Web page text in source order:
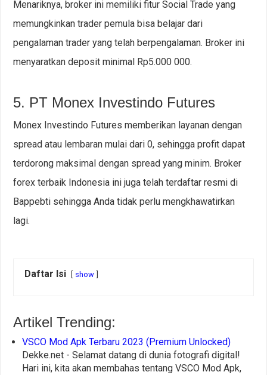
Menariknya, broker ini memiliki fitur Social Trade yang
memungkinkan trader pemula bisa belajar dari
pengalaman trader yang telah berpengalaman. Broker ini
menyaratkan deposit minimal Rp5.000 000.
5. PT Monex Investindo Futures
Monex Investindo Futures memberikan layanan dengan
spread atau lembaran mulai dari 0, sehingga profit dapat
terdorong maksimal dengan spread yang minim. Broker
forex terbaik Indonesia ini juga telah terdaftar resmi di
Bappebti sehingga Anda tidak perlu mengkhawatirkan
lagi.
Daftar Isi show
Artikel Trending:
VSCO Mod Apk Terbaru 2023 (Premium Unlocked)
Dekke.net - Selamat datang di dunia fotografi digital!
Hari ini, kita akan membahas tentang VSCO Mod Apk,